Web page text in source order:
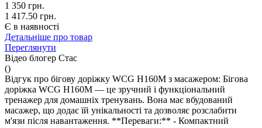
1 350 грн.
1 417.50 грн.
Є в наявності
Детальніше про товар
Переглянути
Відео блогер Стас
()
Відгук про бігову доріжку WCG H160M з масажером: Бігова
доріжка WCG H160M — це зручний і функціональний
тренажер для домашніх тренувань. Вона має вбудований
масажер, що додає їй унікальності та дозволяє розслабити
м'язи після навантаження. **Переваги:** - Компактний